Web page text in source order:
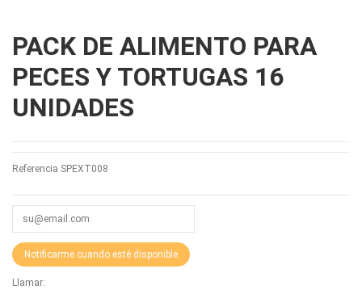
PACK DE ALIMENTO PARA
PECES Y TORTUGAS 16
UNIDADES
Referencia SPEXT008
Llamar: